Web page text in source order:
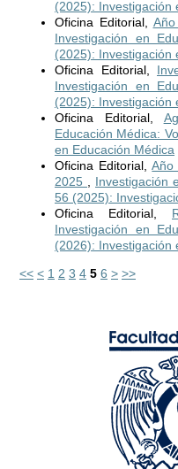
(2025): Investigación
Oficina Editorial,
Investigación en
(2025): Investigación
Oficina Editorial,
Investigación en
(2025): Investigación
Oficina Editorial,
Educación Médica:
en Educación Médica
Oficina Editorial,Año
2025 , Investigación
56 (2025):
Oficina Editorial,
Investigación en
(2026): Investigación
<< < 1 2 3 4 5 6 > >>